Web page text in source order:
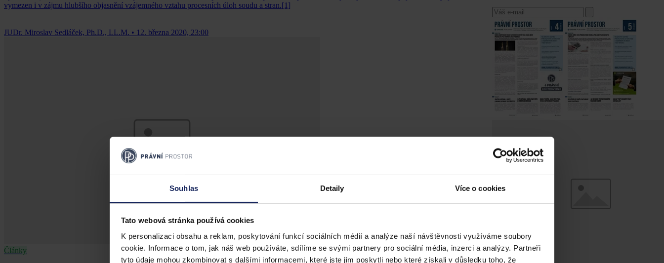
Souhlas Detaily Více o cookies
Tato webová stránka používá cookies
K personalizaci obsahu a reklam, poskytování funkcí sociálních médií a analýze naší návštěvnosti využíváme soubory
cookie. Informace o tom, jak náš web používáte, sdílíme se svými partnery pro sociální média, inzerci a analýzy. Partneři
tyto údaje mohou zkombinovat s dalšími informacemi, které jste jim poskytli nebo které získali v důsledku toho, že
vymezen i v zájmu hlubšího objasnění vzájemného vztahu procesních úloh soudu a stran.[1]
JUDr. Miroslav Sedláček, Ph.D., LL.M. • 12. března 2020, 23:00
Články